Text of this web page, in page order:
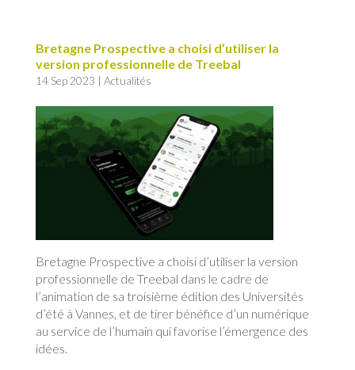
Bretagne Prospective a choisi d’utiliser la
version professionnelle de Treebal
14 Sep 2023 | Actualités
Bretagne Prospective a choisi d’utiliser la version
professionnelle de Treebal dans le cadre de
l’animation de sa troisième édition des Universités
d’été à Vannes, et de tirer bénéfice d’un numérique
au service de l’humain qui favorise l’émergence des
idées.